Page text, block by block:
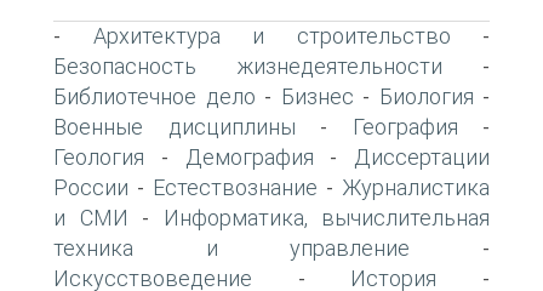
- Архитектура и строительство -
Безопасность жизнедеятельности -
Библиотечное дело - Бизнес - Биология -
Военные дисциплины - География -
Геология - Демография -
Диссертации
России - Естествознание - Журналистика
и СМИ -
Информатика, вычислительная
техника и управление -
Искусствоведение - История -